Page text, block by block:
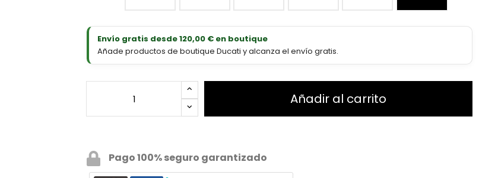
Envío gratis desde 120,00 € en boutique
Añade productos de boutique Ducati y alcanza el envío gratis.
Añadir al carrito
Pago 100% seguro garantizado